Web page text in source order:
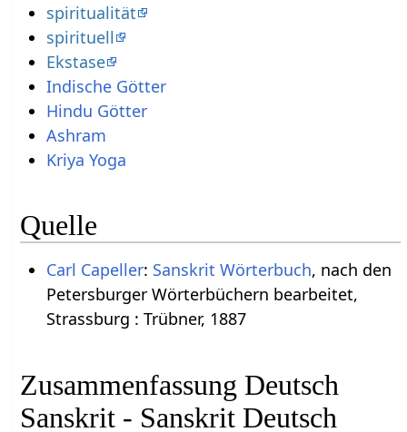
spiritualität
spirituell
Ekstase
Indische Götter
Hindu Götter
Ashram
Kriya Yoga
Quelle
Carl Capeller: Sanskrit Wörterbuch, nach den
Petersburger Wörterbüchern bearbeitet,
Strassburg : Trübner, 1887
Zusammenfassung Deutsch
Sanskrit - Sanskrit Deutsch